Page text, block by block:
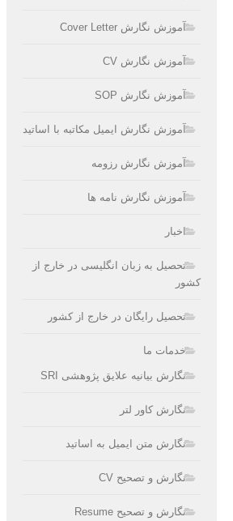
آموزش نگارش Cover Letter
آموزش نگارش CV
آموزش نگارش SOP
آموزش نگارش ایمیل مکاتبه با اساتید
آموزش نگارش رزومه
آموزش نگارش نامه ها
اخبار
تحصیل به زبان انگلیسی در خارج از
کشور
تحصیل رایگان در خارج از کشور
خدمات ما
نگارش بیانیه علایق پژوهشی SRI
نگارش کاور لتر
نگارش متن ایمیل به اساتید
نگارش و تصحیح CV
نگارش و تصحیح Resume